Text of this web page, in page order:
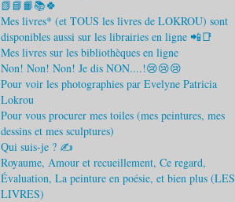
📗📘📙📚🍀
Mes livres* (et TOUS les livres de LOKROU) sont
disponibles aussi sur les librairies en ligne 📲📑
Mes livres sur les bibliothèques en ligne
Non! Non! Non! Je dis NON....!😢😢😢
Pour voir les photographies par Evelyne Patricia
Lokrou
Pour vous procurer mes toiles (mes peintures, mes
dessins et mes sculptures)
Qui suis-je ? ✍
Royaume, Amour et recueillement, Ce regard,
Évaluation, La peinture en poésie, et bien plus (LES
LIVRES)